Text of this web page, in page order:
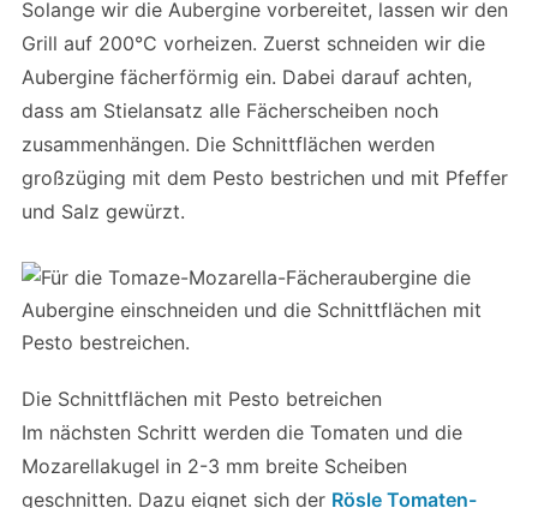
Solange wir die Aubergine vorbereitet, lassen wir den
Grill auf 200°C vorheizen. Zuerst schneiden wir die
Aubergine fächerförmig ein. Dabei darauf achten,
dass am Stielansatz alle Fächerscheiben noch
zusammenhängen. Die Schnittflächen werden
großzüging mit dem Pesto bestrichen und mit Pfeffer
und Salz gewürzt.
Die Schnittflächen mit Pesto betreichen
Im nächsten Schritt werden die Tomaten und die
Mozarellakugel in 2-3 mm breite Scheiben
geschnitten. Dazu eignet sich der Rösle Tomaten-